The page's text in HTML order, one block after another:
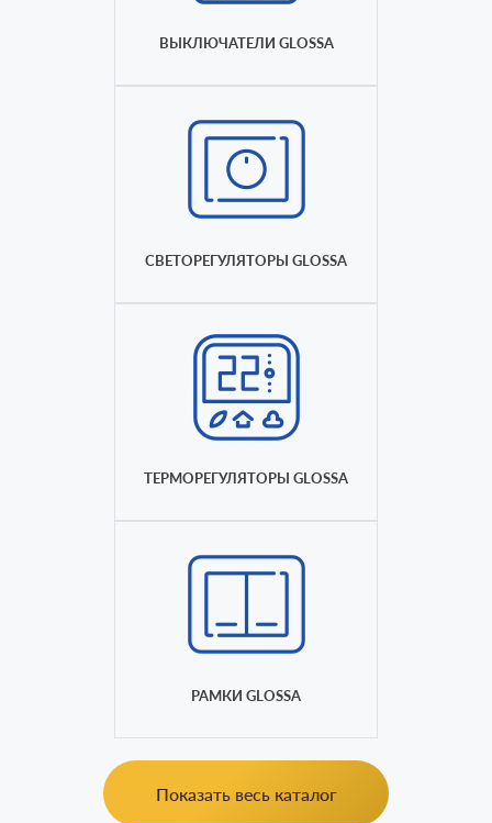
ВЫКЛЮЧАТЕЛИ GLOSSA
СВЕТОРЕГУЛЯТОРЫ GLOSSA
ТЕРМОРЕГУЛЯТОРЫ GLOSSA
РАМКИ GLOSSA
Показать весь каталог